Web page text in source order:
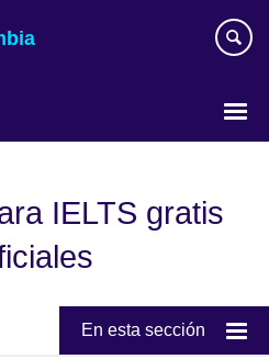
IELTS gratis
En esta sección